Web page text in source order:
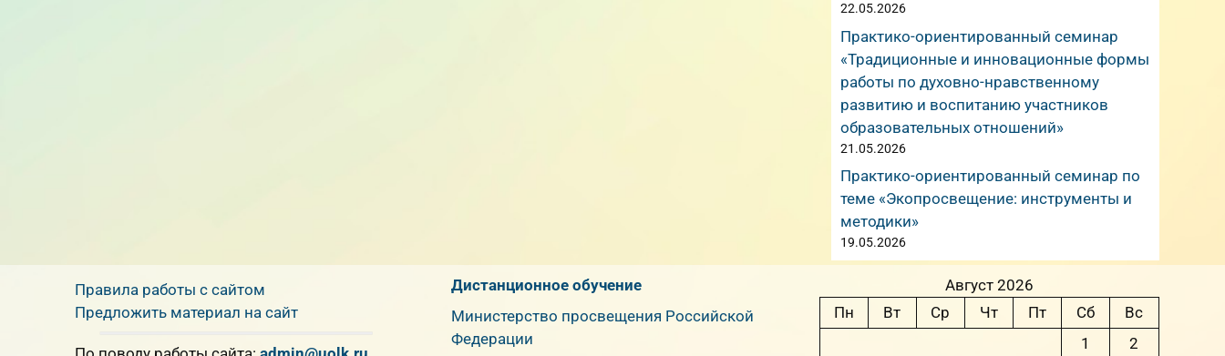
22.05.2026
Практико-ориентированный семинар
«Традиционные и инновационные формы
работы по духовно-нравственному
развитию и воспитанию участников
образовательных отношений»
21.05.2026
Практико-ориентированный семинар по
теме «Экопросвещение: инструменты и
методики»
19.05.2026
Правила работы с сайтом
Предложить материал на сайт
Дистанционное обучение
Министерство просвещения Российской
Федерации
Август 2026
Пн
Вт Ср Чт Пт Сб
Вс
1
2